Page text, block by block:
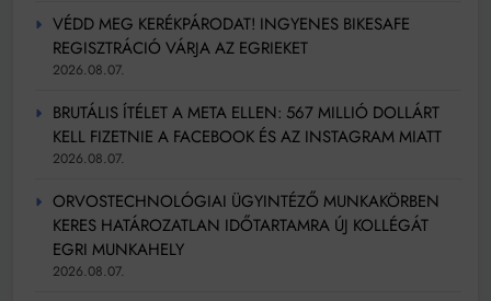
VÉDD MEG KERÉKPÁRODAT! INGYENES BIKESAFE
REGISZTRÁCIÓ VÁRJA AZ EGRIEKET
2026.08.07.
BRUTÁLIS ÍTÉLET A META ELLEN: 567 MILLIÓ DOLLÁRT
KELL FIZETNIE A FACEBOOK ÉS AZ INSTAGRAM MIATT
2026.08.07.
ORVOSTECHNOLÓGIAI ÜGYINTÉZŐ MUNKAKÖRBEN
KERES HATÁROZATLAN IDŐTARTAMRA ÚJ KOLLÉGÁT
EGRI MUNKAHELY
2026.08.07.